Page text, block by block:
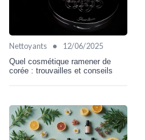
Nettoyants • 12/06/2025
Quel cosmétique ramener de
corée : trouvailles et conseils